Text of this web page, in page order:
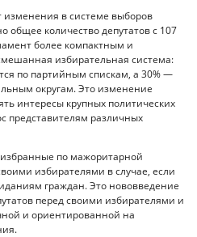
в системе выборов
общее количество депутатов с 107
более компактным и
избирательная система:
по партийным спискам, а 30% —
округам. Это изменение
интересы крупных политических
представителям различных
по мажоритарной
избирателями в случае, если
граждан. Это нововведение
перед своими избирателями и
и ориентированной на